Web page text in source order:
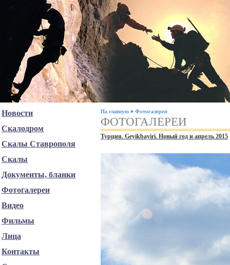
На главную » Фотогалереи
ФОТОГАЛЕРЕИ
Турция. Geyikbayiri. Новый год и апрель 2015
Новости
Скалодром
Скалы Ставрополя
Скалы
Документы, бланки
Фотогалереи
Видео
Фильмы
Лица
Контакты